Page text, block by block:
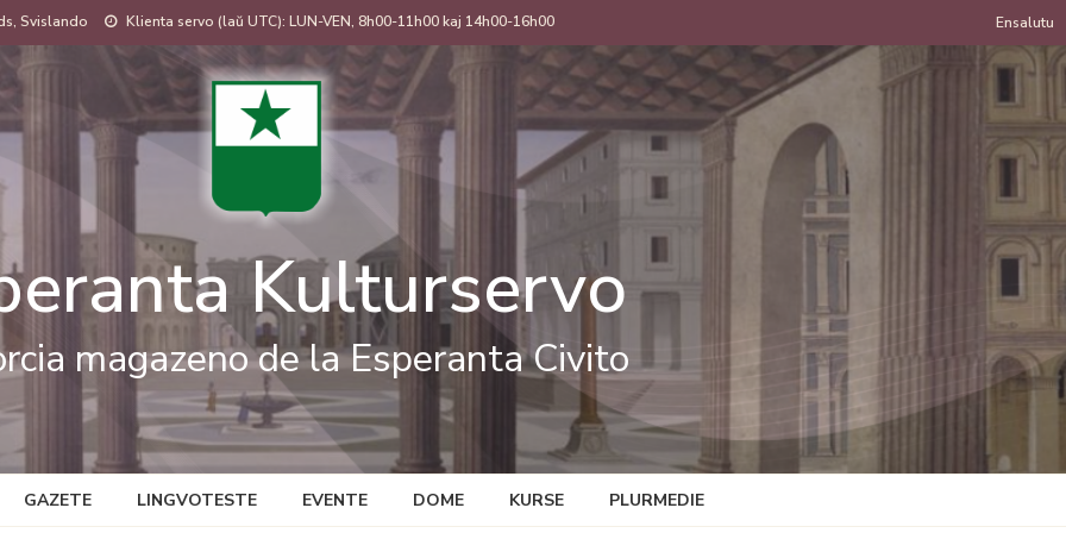
Svislando Klienta servo (laŭ UTC): LUN-VEN, 8h00-11h00 kaj 14h00-16h00
de
Ensalutu
Kulturservo
magazeno de la Esperanta Civito
GAZETE LINGVOTESTE EVENTE DOME KURSE PLURMEDIE